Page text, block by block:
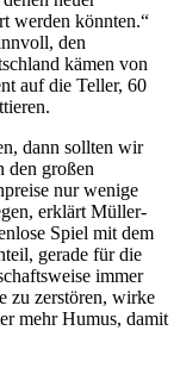
werden könnten.“
den
kämen von
auf die Teller, 60
dann sollten wir
den großen
nur wenige
erklärt Müller-
Spiel mit dem
gerade für die
immer
zu zerstören, wirke
mehr Humus, damit